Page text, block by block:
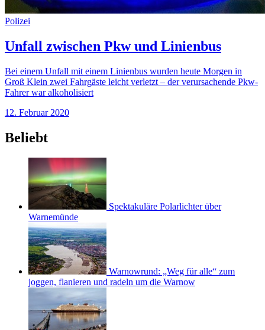
Polizei
Unfall zwischen Pkw und Linienbus
Bei einem Unfall mit einem Linienbus wurden heute Morgen in
Groß Klein zwei Fahrgäste leicht verletzt – der verursachende Pkw-
Fahrer war alkoholisiert
12. Februar 2020
Beliebt
Spektakuläre Polarlichter über
Warnemünde
Warnowrund: „Weg für alle“ zum
joggen, flanieren und radeln um die Warnow